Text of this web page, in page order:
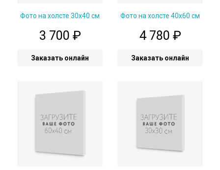
Фото на холсте 30х40 см
3 700 ₽
Заказать онлайн
Фото на холсте 40х60 см
4 780 ₽
Заказать онлайн